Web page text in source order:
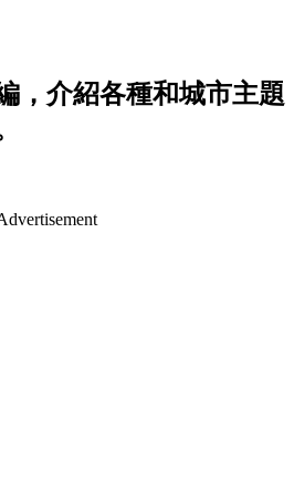
，介紹各種和城市主題